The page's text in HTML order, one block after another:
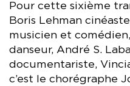
Pour cette sixième
Boris Lehman
musicien et
danseur, André S.
documentariste,
c’est le chorégraphe